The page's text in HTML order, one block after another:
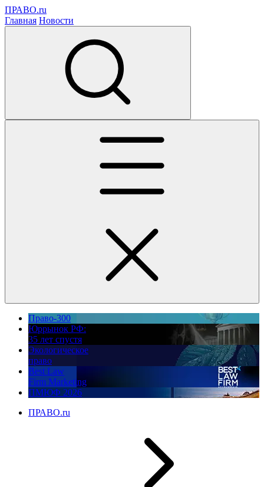
ПРАВО.ru
Главная Новости
Право-300
Юррынок РФ:
35 лет спустя
Экологическое
право
Best Law
Firm Marketing
ПМЮФ 2026
ПРАВО.ru